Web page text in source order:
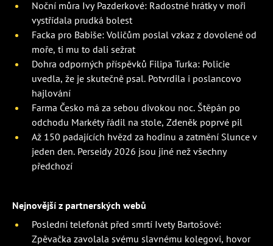
Noční můra Ivy Pazderkové: Radostné hrátky v moři
vystřídala prudká bolest
Facka pro Babiše: Voličům poslal vzkaz z dovolené od
moře, ti mu to dali sežrat
Dohra odporných příspěvků Filipa Turka: Policie
uvedla, že je skutečně psal. Potvrdila i poslancovo
hajlování
Farma Česko má za sebou divokou noc. Štěpán po
odchodu Markéty řádil na stole, Zdeněk poprvé pil
Až 150 padajících hvězd za hodinu a zatmění Slunce v
jeden den. Perseidy 2026 jsou jiné než všechny
předchozí
Nejnovější z partnerských webů
Poslední telefonát před smrtí Ivety Bartošové:
Zpěvačka zavolala svému slavnému kolegovi, hovor